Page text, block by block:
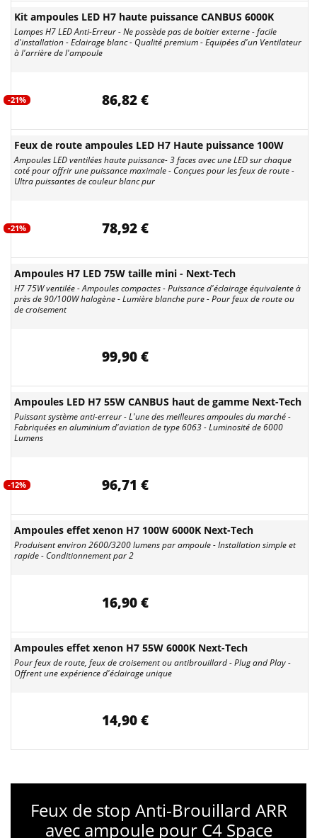
Kit ampoules LED H7 haute puissance CANBUS 6000K
Lampes H7 LED Anti-Erreur - Ne possède pas de boitier externe - facile
d'installation - Eclairage blanc - Qualité premium - Equipées d'un Ventilateur
à l'arrière de l'ampoule
-21% 86,82 €
Feux de route ampoules LED H7 Haute puissance 100W
Ampoules LED ventilées haute puissance- 3 faces avec une LED sur chaque
coté pour offrir une puissance maximale - Conçues pour les feux de route -
Ultra puissantes de couleur blanc pur
-21% 78,92 €
Ampoules H7 LED 75W taille mini - Next-Tech
H7 75W ventilée - Ampoules compactes - Puissance d'éclairage équivalente à
près de 90/100W halogène - Lumière blanche pure - Pour feux de route ou
de croisement
99,90 €
Ampoules LED H7 55W CANBUS haut de gamme Next-Tech
Puissant système anti-erreur - L'une des meilleures ampoules du marché -
Fabriquées en aluminium d'aviation de type 6063 - Luminosité de 6000
Lumens
-12% 96,71 €
Ampoules effet xenon H7 100W 6000K Next-Tech
Produisent environ 2600/3200 lumens par ampoule - Installation simple et
rapide - Conditionnement par 2
16,90 €
Ampoules effet xenon H7 55W 6000K Next-Tech
Pour feux de route, feux de croisement ou antibrouillard - Plug and Play -
Offrent une expérience d'éclairage unique
14,90 €
Feux de stop Anti-Brouillard ARR
avec ampoule pour C4 Space